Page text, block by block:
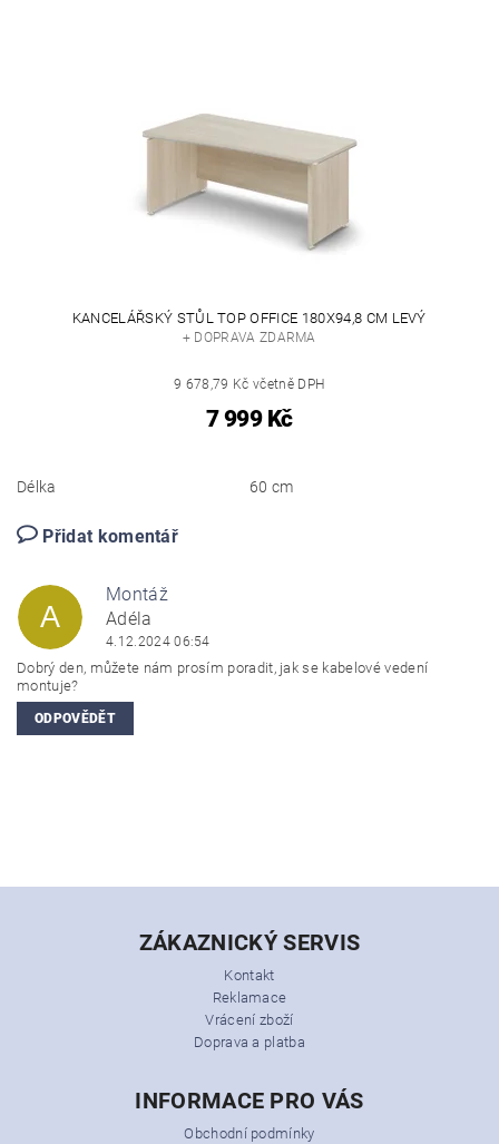
KANCELÁŘSKÝ STŮL TOP OFFICE 180X94,8 CM LEVÝ
+ DOPRAVA ZDARMA
9 678,79 Kč včetně DPH
7 999 Kč
Délka 60 cm
Přidat komentář
A
Montáž
Adéla
4.12.2024 06:54
Dobrý den, můžete nám prosím poradit, jak se kabelové vedení
montuje?
ODPOVĚDĚT
ZÁKAZNICKÝ SERVIS
Kontakt
Reklamace
Vrácení zboží
Doprava a platba
INFORMACE PRO VÁS
Obchodní podmínky